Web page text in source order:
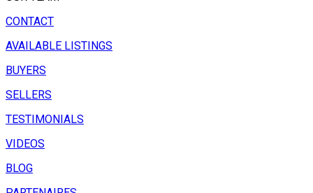
CONTACT
AVAILABLE LISTINGS
BUYERS
SELLERS
TESTIMONIALS
VIDEOS
BLOG